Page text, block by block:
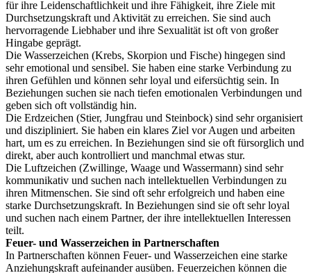
für ihre Leidenschaftlichkeit und ihre Fähigkeit, ihre Ziele mit
Durchsetzungskraft und Aktivität zu erreichen. Sie sind auch
hervorragende Liebhaber und ihre Sexualität ist oft von großer
Hingabe geprägt.
Die Wasserzeichen (Krebs, Skorpion und Fische) hingegen sind
sehr emotional und sensibel. Sie haben eine starke Verbindung zu
ihren Gefühlen und können sehr loyal und eifersüchtig sein. In
Beziehungen suchen sie nach tiefen emotionalen Verbindungen und
geben sich oft vollständig hin.
Die Erdzeichen (Stier, Jungfrau und Steinbock) sind sehr organisiert
und diszipliniert. Sie haben ein klares Ziel vor Augen und arbeiten
hart, um es zu erreichen. In Beziehungen sind sie oft fürsorglich und
direkt, aber auch kontrolliert und manchmal etwas stur.
Die Luftzeichen (Zwillinge, Waage und Wassermann) sind sehr
kommunikativ und suchen nach intellektuellen Verbindungen zu
ihren Mitmenschen. Sie sind oft sehr erfolgreich und haben eine
starke Durchsetzungskraft. In Beziehungen sind sie oft sehr loyal
und suchen nach einem Partner, der ihre intellektuellen Interessen
teilt.
Feuer- und Wasserzeichen in Partnerschaften
In Partnerschaften können Feuer- und Wasserzeichen eine starke
Anziehungskraft aufeinander ausüben. Feuerzeichen können die